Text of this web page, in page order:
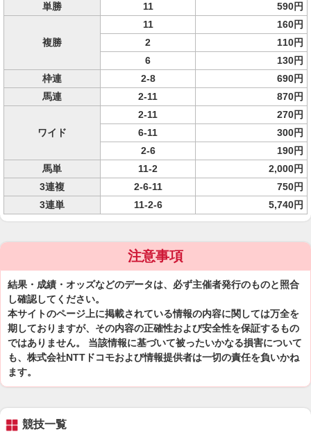
単勝 11 590円
複勝
11
160円
2
110円
6
130円
枠連
2-8
690円
馬連
2-11 870円
ワイド
2-11
270円
6-11
300円
2-6
190円
馬単
11-2
2,000円
3連複
2-6-11
750円
3連単
11-2-6 5,740円
注意事項
結果・成績・オッズなどのデータは、必ず主催者発行のものと照合
し確認してください。
本サイトのページ上に掲載されている情報の内容に関しては万全を
期しておりますが、その内容の正確性および安全性を保証するもの
ではありません。 当該情報に基づいて被ったいかなる損害について
も、株式会社NTTドコモおよび情報提供者は一切の責任を負いかね
ます。
競技一覧